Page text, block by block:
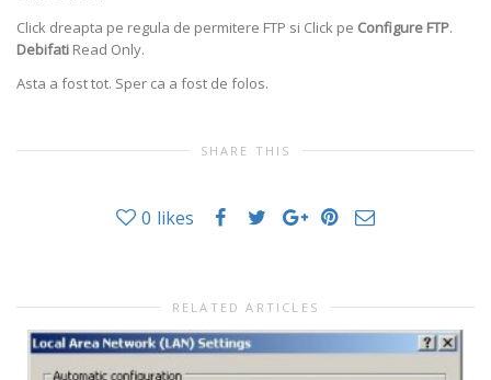
Click dreapta pe regula de permitere FTP si Click pe Configure FTP.
Debifati Read Only.
Asta a fost tot. Sper ca a fost de folos.
SHARE THIS
0 likes
RELATED ARTICLES